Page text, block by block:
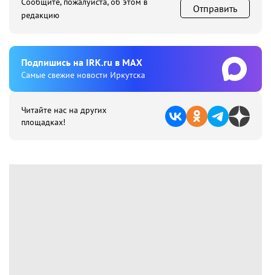
редакцию
Отправить
Подпишиcь на IRK.ru в MAX
Cамые свежие новости Иркутска
Читайте нас на других
площадках!